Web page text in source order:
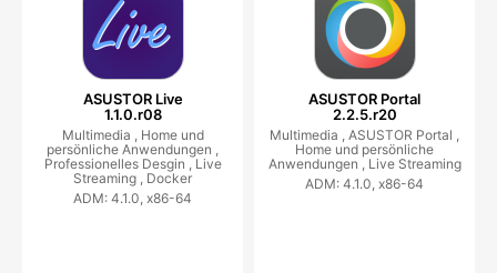
ASUSTOR Live
1.1.0.r08
Multimedia , Home und
persönliche Anwendungen ,
Professionelles Desgin ,Live
Streaming , Docker
ADM: 4.1.0, x86-64
ASUSTOR Portal
2.2.5.r20
Multimedia , ASUSTOR Portal ,
Home und persönliche
Anwendungen , Live Streaming
ADM: 4.1.0, x86-64